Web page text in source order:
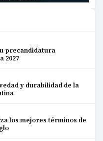
precandidatura
2027
y durabilidad de la
los mejores términos de